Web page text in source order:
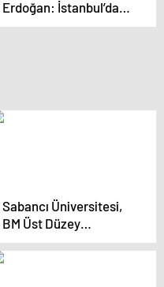
Erdoğan: İstanbul’da
bulunan zat 5 yılı boşa
Sabancı Üniversitesi,
BM Üst Düzey
Arabuluculuk Danışma
Kurulu Üyesi Jean-